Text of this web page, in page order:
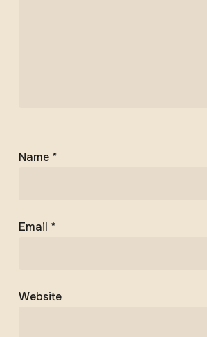
Name *
Email *
Website